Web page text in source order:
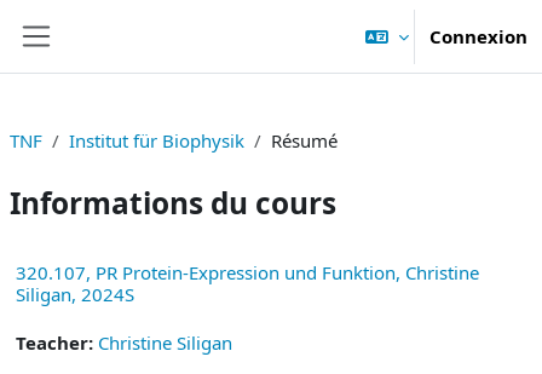
Connexion
TNF Institut für Biophysik Résumé
Informations du cours
320.107, PR Protein-Expression und Funktion, Christine
Siligan, 2024S
Teacher: Christine Siligan